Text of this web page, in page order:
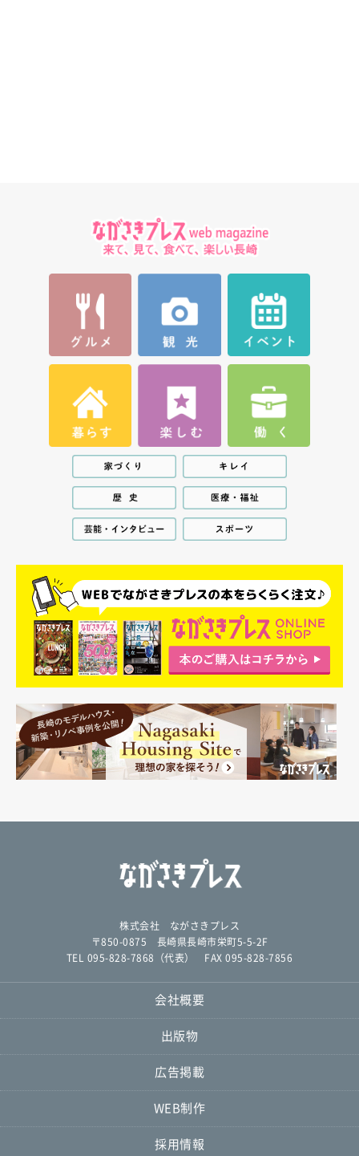
株式会社 ながさきプレス
〒850-0875 長崎県長崎市栄町5-5-2F
TEL 095-828-7868（代表） FAX 095-828-7856
会社概要
出版物
広告掲載
WEB制作
採用情報